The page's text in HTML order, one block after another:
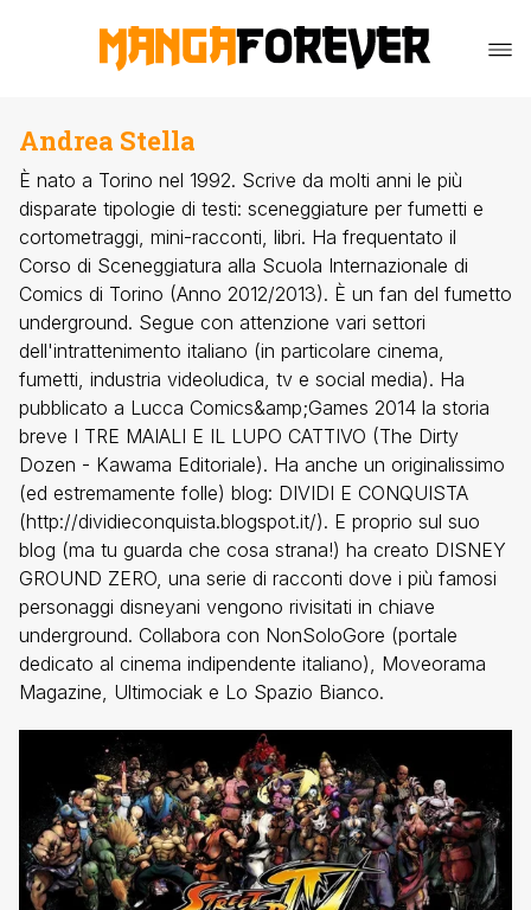
Andrea Stella
È nato a Torino nel 1992. Scrive da molti anni le più
disparate tipologie di testi: sceneggiature per fumetti e
cortometraggi, mini-racconti, libri. Ha frequentato il
Corso di Sceneggiatura alla Scuola Internazionale di
Comics di Torino (Anno 2012/2013). È un fan del fumetto
underground. Segue con attenzione vari settori
dell'intrattenimento italiano (in particolare cinema,
fumetti, industria videoludica, tv e social media). Ha
pubblicato a Lucca Comics&amp;Games 2014 la storia
breve I TRE MAIALI E IL LUPO CATTIVO (The Dirty
Dozen - Kawama Editoriale). Ha anche un originalissimo
(ed estremamente folle) blog: DIVIDI E CONQUISTA
(http://dividieconquista.blogspot.it/). E proprio sul suo
blog (ma tu guarda che cosa strana!) ha creato DISNEY
GROUND ZERO, una serie di racconti dove i più famosi
personaggi disneyani vengono rivisitati in chiave
underground. Collabora con NonSoloGore (portale
dedicato al cinema indipendente italiano), Moveorama
Magazine, Ultimociak e Lo Spazio Bianco.